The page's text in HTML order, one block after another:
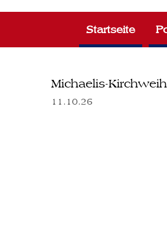
Startseite
Michaelis-
11.10.26